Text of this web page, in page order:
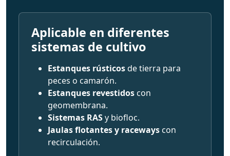
Aplicable en diferentes
sistemas de cultivo
Estanques rústicosde tierra para
peces o camarón.
Estanques revestidos con
geomembrana.
Sistemas RASy biofloc.
Jaulas flotantes y raceways con
recirculación.